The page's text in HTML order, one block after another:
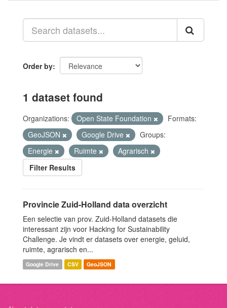
Order by
1 dataset found
Organizations: Open State Foundation
Formats:
GeoJSON
Google Drive
Groups:
Energie
Ruimte
Agrarisch
Filter Results
Provincie Zuid-Holland data overzicht
Een selectie van prov. Zuid-Holland datasets die
interessant zijn voor Hacking for Sustainability
Challenge. Je vindt er datasets over energie, geluid,
ruimte, agrarisch en...
Google Drive CSV GeoJSON